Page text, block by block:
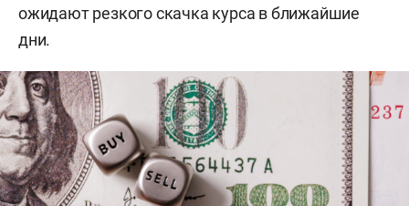
ожидают резкого скачка курса в ближайшие
дни.